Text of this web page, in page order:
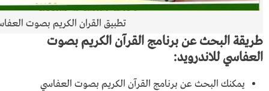
تطبيق القران الكريم بصوت
طريقة البحث عن برنامج القرآن الكريم بصوت
العفاسي للاندرويد:
يمكنك البحث عن برنامج القرآن الكريم بصوت العفاسي